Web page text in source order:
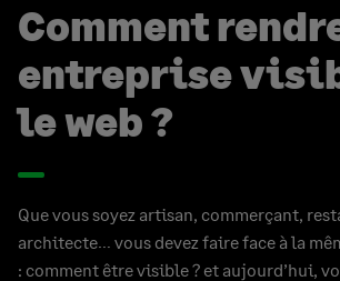
Comment
entreprise
le web ?
Que vous soyez artisan, commerçant,
architecte… vous devez faire face à la
: comment être visible ? et aujourd’hui,